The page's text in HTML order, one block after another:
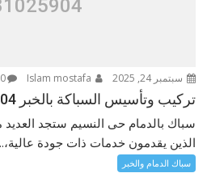
سبتمبر 24, 2025 0
تركيب وتأسيس السباكة بالخبر 0581025904
سباك بالدمام حى النسيم ستجد
الذين يقدمون خدمات ذات جودة
سباك الدمام والخبر